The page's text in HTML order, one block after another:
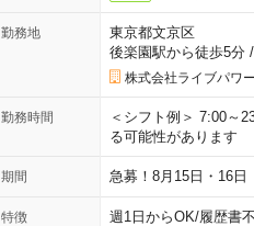
勤務地
東京都文京区
後楽園駅から徒歩5分/
株式会社ライブパワー
勤務時間
＜シフト例＞ 7:00～
る可能性があります
期間 急募！8月15日・16日
特徴 週1日からOK/履歴書